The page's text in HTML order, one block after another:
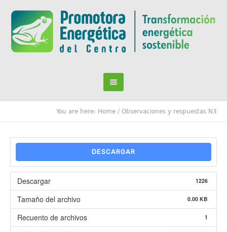
You are here: Home / Observaciones y respuestas N3
DESCARGAR
Descargar 1226
Tamaño del archivo 0.00 KB
Recuento de archivos 1